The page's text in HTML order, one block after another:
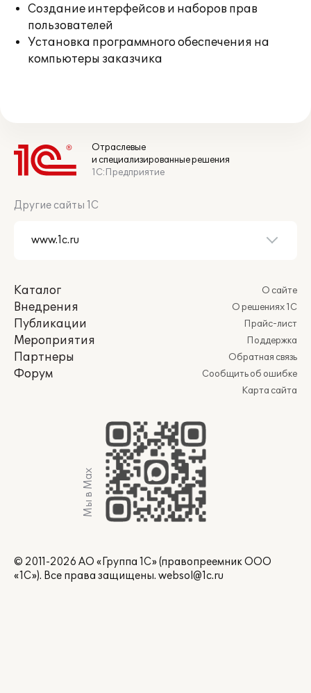
Создание интерфейсов и наборов прав
пользователей
Установка программного обеспечения на
компьютеры заказчика
Отраслевые
и специализированные решения
1С:Предприятие
Другие сайты 1С
Каталог
Внедрения
Публикации
Мероприятия
Партнеры
Форум
О сайте
О решениях 1С
Прайс-лист
Поддержка
Обратная связь
Сообщить об ошибке
Карта сайта
Мы в Max
© 2011-2026 АО «Группа 1С» (правопреемник ООО
«1С»). Все права защищены. websol@1c.ru